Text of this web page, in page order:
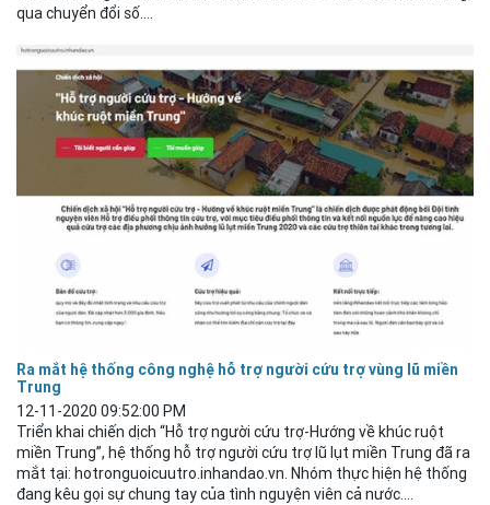
qua chuyển đổi số....
Ra mắt hệ thống công nghệ hỗ trợ người cứu trợ vùng lũ miền
Trung
12-11-2020 09:52:00 PM
Triển khai chiến dịch “Hỗ trợ người cứu trợ-Hướng về khúc ruột
miền Trung”, hệ thống hỗ trợ người cứu trợ lũ lụt miền Trung đã ra
mắt tại: hotronguoicuutro.inhandao.vn. Nhóm thực hiện hệ thống
đang kêu gọi sự chung tay của tình nguyện viên cả nước....